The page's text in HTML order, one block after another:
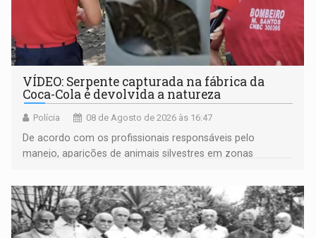
VÍDEO: Serpente capturada na fábrica da
Coca-Cola é devolvida a natureza
Polícia 08 de Agosto de 2026 às 16:47
De acordo com os profissionais responsáveis pelo
manejo, aparições de animais silvestres em zonas